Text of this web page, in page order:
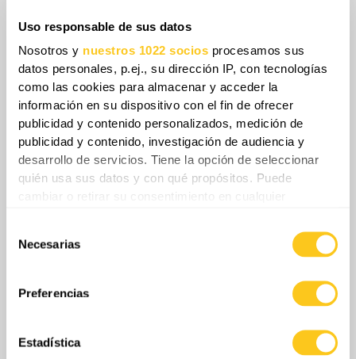
Uso responsable de sus datos
Nosotros y nuestros 1022 socios procesamos sus
datos personales, p.ej., su dirección IP, con tecnologías
como las cookies para almacenar y acceder la
información en su dispositivo con el fin de ofrecer
publicidad y contenido personalizados, medición de
publicidad y contenido, investigación de audiencia y
desarrollo de servicios. Tiene la opción de seleccionar
quién usa sus datos y con qué propósitos. Puede
cambiar o retirar su consentimiento en cualquier
Recopilar información sobre su ubicación
geográfica que puede tener una precisión de varios
Identificar su dispositivo analizándolo activamente
Necesarias
Preferencias
Estadística
declarar el estado de emergencia y suspender el
proceso electoral. Esta escalada, apoyada por
Moscú, representa una amenaza directa a la
estabilidad regional y a la integridad de las
estructuras de seguridad euroatlánticas.
Share
0Comentarios